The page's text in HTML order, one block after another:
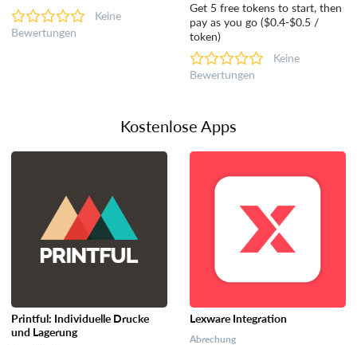
Keine
Bewertungen
Get 5 free tokens to start, then
pay as you go ($0.4-$0.5 /
token)
Keine
Bewertungen
Kostenlose Apps
Printful: Individuelle Drucke
und Lagerung
Lexware Integration
Abrechung